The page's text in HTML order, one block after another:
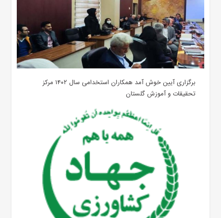
برگزاری آیین خوش آمد همکاران استخدامی سال ۱۴۰۲ مرکز
تحقیقات و آموزش گلستان